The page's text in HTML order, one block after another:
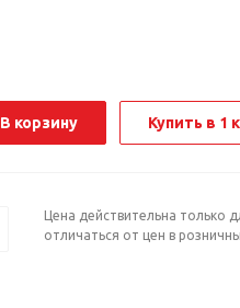
В корзину Купить в 1
Цена действительна только
отличаться от цен в